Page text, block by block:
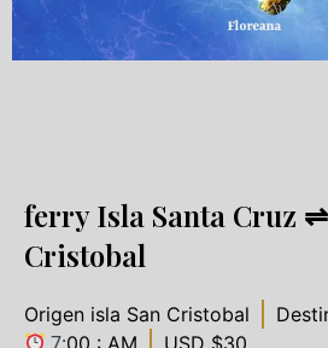
ferry Isla Santa Cruz ⇌
Cristobal
Origen isla San Cristobal
00 : AM USD $30